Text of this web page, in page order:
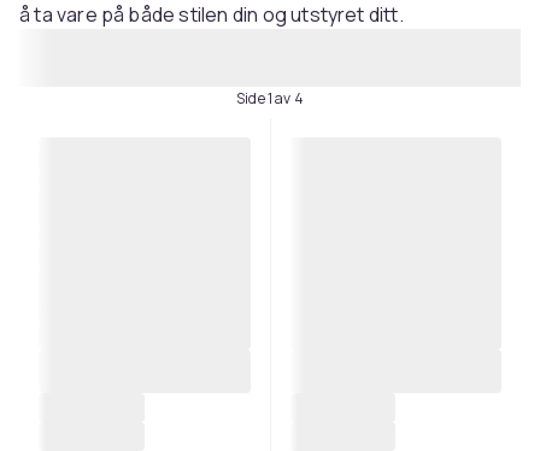
å ta vare på både stilen din og utstyret ditt.
Side 1 av 4